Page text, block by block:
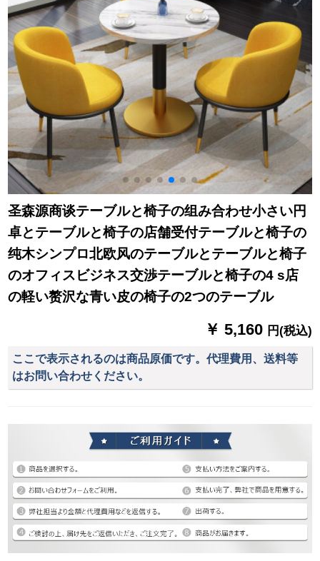
理石テーブルテーブ
ル
圣森源商谈テーブルと椅子の组み合わせ小さい円
卓とテーブルと椅子の店舗受付テーブルと椅子の
纯木シンプロ北欧风のテーブルとテーブルと椅子
のオフィスビジネス交渉テーブルと椅子の4 s店
の軽い赘沢な青い皮の椅子の2つのテーブル
￥ 5,160 円(税込)
ここで表示されるのは商品原価です。代理費用、送料等
はお問い合わせください。